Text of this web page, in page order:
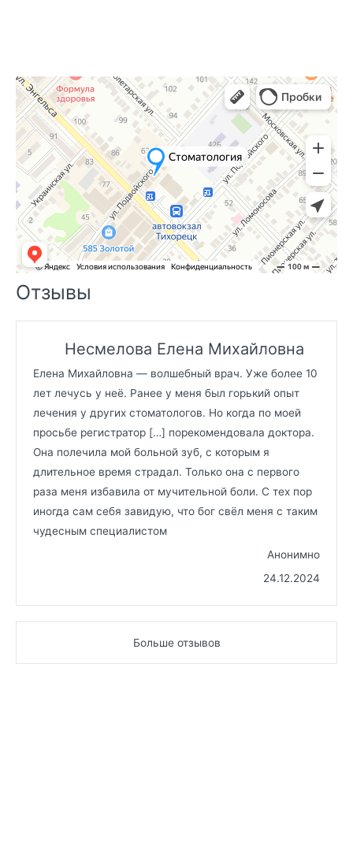
Отзывы
Несмелова Елена Михайловна
Елена Михайловна — волшебный врач. Уже более 10
лет лечусь у неё. Ранее у меня был горький опыт
лечения у других стоматологов. Но когда по моей
просьбе регистратор […] порекомендовала доктора.
Она полечила мой больной зуб, с которым я
длительное время страдал. Только она с первого
раза меня избавила от мучительной боли. С тех пор
иногда сам себя завидую, что бог свёл меня с таким
чудесным специалистом
Анонимно
24.12.2024
Больше отзывов